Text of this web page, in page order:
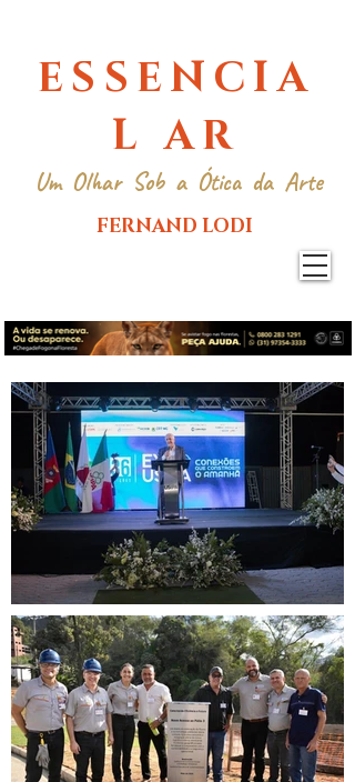
ESSENCIA
L AR
Um Olhar Sob a Ótica da Arte
FERNAND LODI